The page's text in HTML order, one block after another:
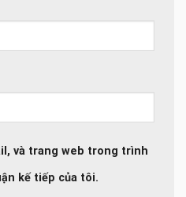
và trang web trong trình
kế tiếp của tôi.